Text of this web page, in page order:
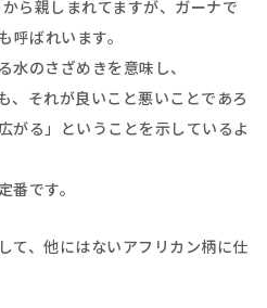
ら親しまれてますが、ガーナで
呼ばれいます。
水のさざめきを意味し、
、それが良いこと悪いことであろ
がる」ということを示しているよ
番です。
て、他にはないアフリカン柄に仕